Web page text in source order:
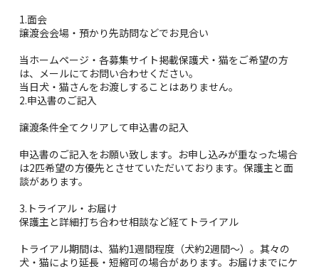
1.面会
譲渡会会場・預かり先訪問などでお見合い
当ホームページ・各募集サイト掲載保護犬・猫をご希望の方
は、メールにてお問い合わせください。
当日犬・猫さんをお渡しすることはありません。
2.申込書のご記入
譲渡条件全てクリアして申込書の記入
申込書のご記入をお願い致します。お申し込みが重なった場合
は2匹希望の方優先とさせていただいております。保護主と面
談があります。
3.トライアル・お届け
保護主と詳細打ち合わせ相談など経てトライアル
トライアル期間は、猫約1週間程度（犬約2週間～）。其々の
犬・猫により延長・短縮可の場合があります。お届けまでにケ